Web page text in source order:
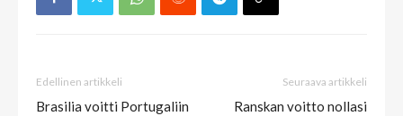
Edellinen artikkeli
Brasilia voitti Portugaliin
Seuraava artikkeli
Ranskan voitto nollasi